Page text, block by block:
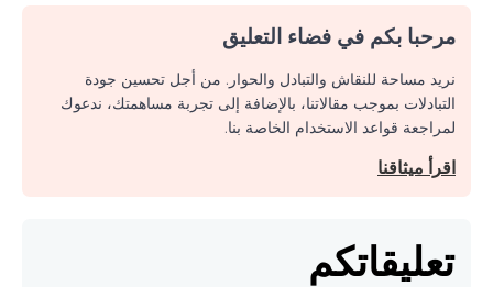
مرحبا بكم في فضاء التعليق
نريد مساحة للنقاش والتبادل والحوار. من أجل تحسين جودة
التبادلات بموجب مقالاتنا، بالإضافة إلى تجربة مساهمتك، ندعوك
لمراجعة قواعد الاستخدام الخاصة بنا.
اقرأ ميثاقنا
تعليقاتكم